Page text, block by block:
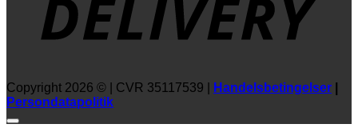
Copyright 2026 © | CVR 35117539 | Handelsbetingelser
Persondatapolitik